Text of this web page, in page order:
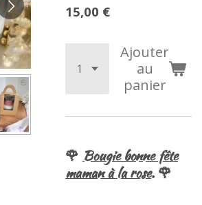
15,00 €
Ajouter
au
panier
🌹 Bougie bonne fête
maman à la rose. 🌹